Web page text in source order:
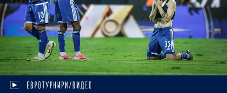
ЕВРОТУРНИРИ/ВИДЕО